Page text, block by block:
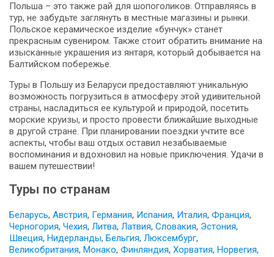
Польша – это также рай для шопоголиков. Отправляясь в
тур, не забудьте заглянуть в местные магазины и рынки.
Польское керамическое изделие «бунчук» станет
прекрасным сувениром. Также стоит обратить внимание на
изысканные украшения из янтаря, который добывается на
Балтийском побережье.
Туры в Польшу из Беларуси предоставляют уникальную
возможность погрузиться в атмосферу этой удивительной
страны, насладиться ее культурой и природой, посетить
морские круизы, и просто провести ближайшие выходные
в другой стране. При планировании поездки учтите все
аспекты, чтобы ваш отдых оставил незабываемые
воспоминания и вдохновил на новые приключения. Удачи в
вашем путешествии!
Туры по странам
Беларусь, Австрия, Германия, Испания, Италия, Франция,
Черногория, Чехия, Литва, Латвия, Словакия, Эстония,
Швеция, Нидерланды, Бельгия, Люксембург,
Великобритания, Монако, Финляндия, Хорватия, Норвегия,